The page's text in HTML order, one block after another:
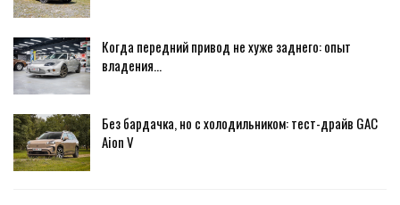
Когда передний привод не хуже заднего: опыт
владения…
Без бардачка, но с холодильником: тест-драйв GAC
Aion V